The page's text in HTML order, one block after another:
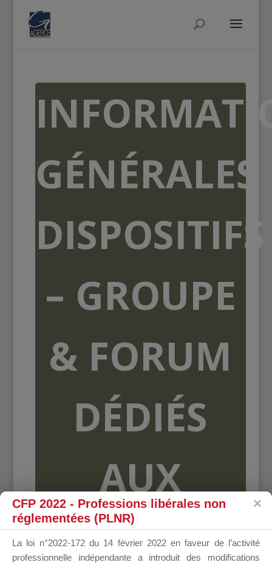
GÉNÉRALES
DISPOSITIFS
– GROUPE
& FORUM
DÉDIÉS
AUX
CFP 2022 - Professions libérales non
réglementées (PLNR)
La loi n°2022-172 du 14 février 2022 en faveur de l’activité
professionnelle indépendante a introduit des modifications